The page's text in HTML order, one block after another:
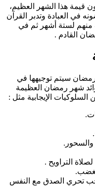
قيمة هذا الشهر العظيم،
في العبادة وتدبر القرآن
منهم لستة أشهر ثم في
القادم .
رمضان سيتم توجيهها في
شهر رمضان العظيمة
الإيجابية مثل :
والسحور.
التراويح .
تحري الصدق مع النفس